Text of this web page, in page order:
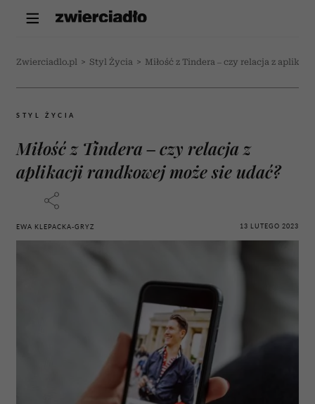
Zwierciadlo.pl > Styl Życia > Miłość z Tindera – czy relacja z
STYL ŻYCIA
Miłość z Tindera – czy relacja z
aplikacji randkowej może sie udać?
EWA KLEPACKA-GRYZ 13 LUTEGO 2023